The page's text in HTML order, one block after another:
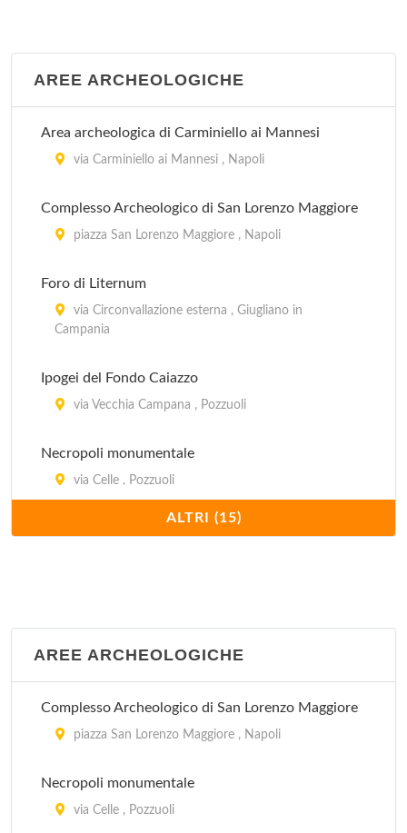
AREE ARCHEOLOGICHE
Area archeologica di Carminiello ai Mannesi
via Carminiello ai Mannesi , Napoli
Complesso Archeologico di San Lorenzo Maggiore
piazza San Lorenzo Maggiore , Napoli
Foro di Liternum
via Circonvallazione esterna , Giugliano in
Campania
Ipogei del Fondo Caiazzo
via Vecchia Campana , Pozzuoli
Necropoli monumentale
via Celle , Pozzuoli
via Acropoli , Pozzuoli
Parco Archeologico sommerso di Baia
via Molo di Baia , Bacoli
discesa Gaiola , Napoli
ALTRI (15)
AREE ARCHEOLOGICHE
Complesso Archeologico di San Lorenzo Maggiore
piazza San Lorenzo Maggiore , Napoli
Necropoli monumentale
via Celle , Pozzuoli